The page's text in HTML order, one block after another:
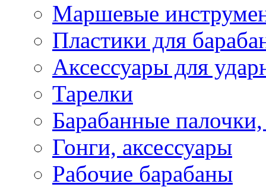
Маршевые
Пластики для
Аксессуары для
Тарелки
Барабанные палочки,
Гонги, аксессуары
Рабочие барабаны